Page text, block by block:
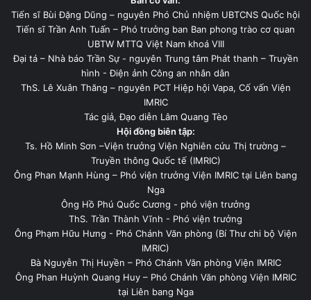
Tiến sĩ Bùi Đặng Dũng – nguyên Phó Chủ nhiệm UBTCNS Quốc hội
Tiến sĩ Trần Anh Tuấn – Phó trưởng ban Ban phong trào cơ quan
UBTW MTTQ Việt Nam khoá VIII
Đại tá – Nhà báo Trần Sự - nguyên Trung tâm Phát thanh – Truyền
hình - Điện ảnh Công an nhân dân
ThS. Lê Xuân Thăng – nguyên PCT Hiệp hội Vapa, Cố vấn Viện
IMRIC
Tác giả, Đạo diễn Lâm Quang Tèo
Hội đồng biên tập:
Ts. Hồ Minh Sơn –Viện trưởng Viện Nghiên cứu Thị trường –
Truyền thông Quốc tế (IMRIC)
Ông Phan Mạnh Hùng – Phó viện trưởng Viện IMRIC tại Liên bang
Nga
Ông Hồ Phú Quốc Cương - phó viện trưởng
ThS. Trần Thành Vĩnh - Phó viện trưởng
Ông Phạm Hữu Hưng - Phó Chánh Văn phòng (Bí Thư chi bộ Viện
IMRIC)
Bà Nguyễn Thị Huyền – Phó Chánh Văn phòng Viện IMRIC
Ông Phan Huỳnh Quang Huy – Phó Chánh Văn phòng Viện IMRIC
tại Liên bang Nga